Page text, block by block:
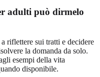
adulti può dirmelo
riflettere sui tratti e decidere
la domanda da solo.
esempi della vita
disponibile.